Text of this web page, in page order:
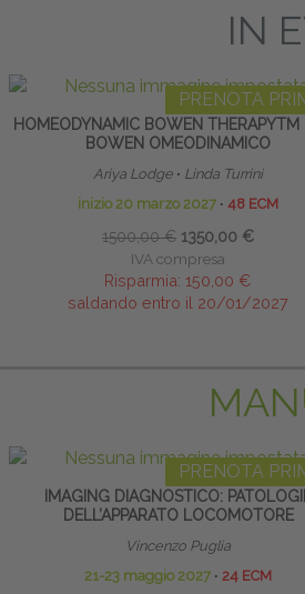
IN
PRENOTA
HOMEODYNAMIC BOWEN THERAPYTM
BOWEN OMEODINAMICO
Ariya Lodge ∙ Linda Turrini
inizio 20 marzo 2027 ∙ 48 ECM
1500,00 € 1350,00 €
IVA compresa
Risparmia: 150,00 €
saldando entro il 20/01/2027
PRENOTA
IMAGING DIAGNOSTICO:
DELL’APPARATO LOCOMOTORE
Vincenzo Puglia
21-23 maggio 2027 ∙ 24 ECM